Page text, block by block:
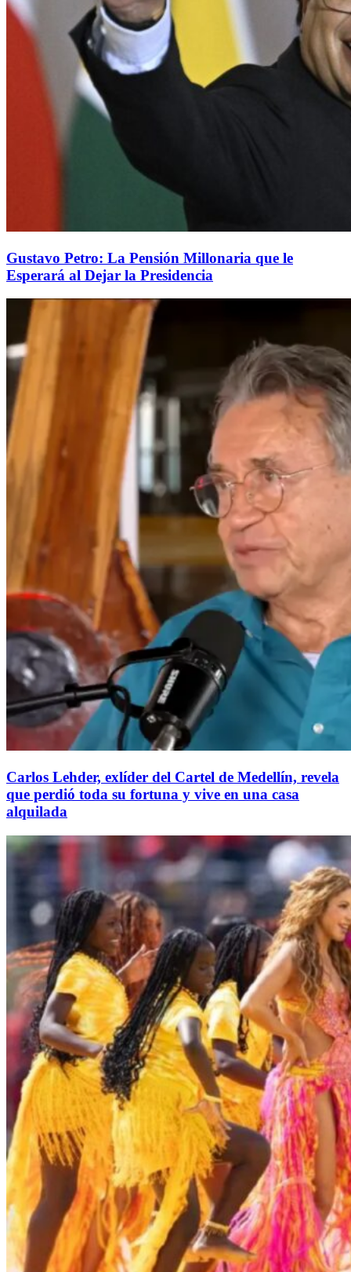
Gustavo Petro: La Pensión Millonaria que le
Esperará al Dejar la Presidencia
Carlos Lehder, exlíder del Cartel de Medellín, revela
que perdió toda su fortuna y vive en una casa
alquilada